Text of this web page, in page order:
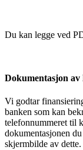
Du kan legge ved
Dokumentasjon av
Vi godtar
banken som kan
telefonnummeret til
dokumentasjonen
skjermbilde av dette.